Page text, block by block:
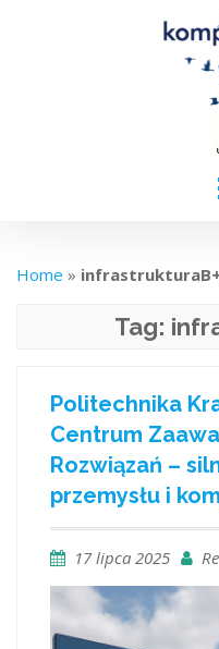
Home »
Tag:
Politechnika
Centrum
Rozwiązań –
przemysłu i
17 lipca 2025